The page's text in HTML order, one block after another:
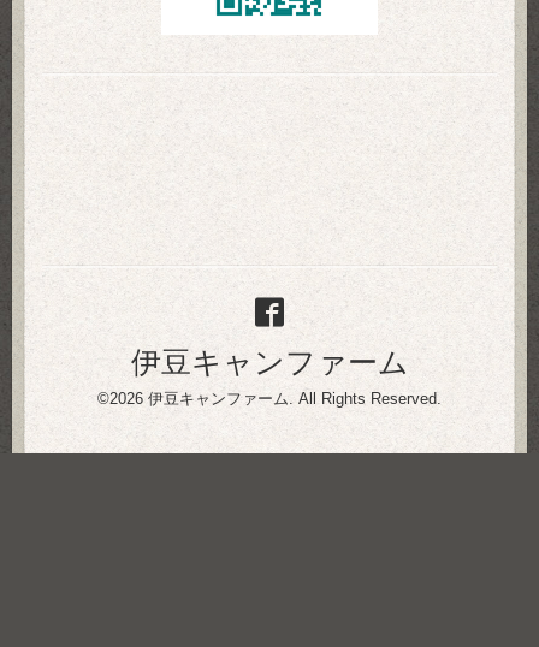
伊豆キャンファーム
©2026 伊豆キャンファーム . All Rights Reserved.